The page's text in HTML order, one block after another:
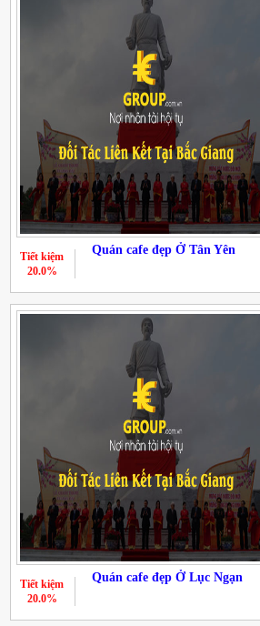
Quán cafe đẹp Ở Tân Yên
Tiết kiệm
20.0%
Quán cafe đẹp Ở Lục Ngạn
Tiết kiệm
20.0%